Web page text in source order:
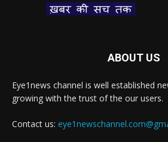
ABOUT US
Eye1news channel is well established
growing with the trust of the our users.
Contact us: